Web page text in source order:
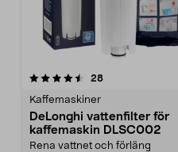
28recensioner
Kaffemaskiner
DeLonghi vattenfilter för
kaffemaskin DLSC002
Rena vattnet och förläng
4.5 av 5 stjärnor